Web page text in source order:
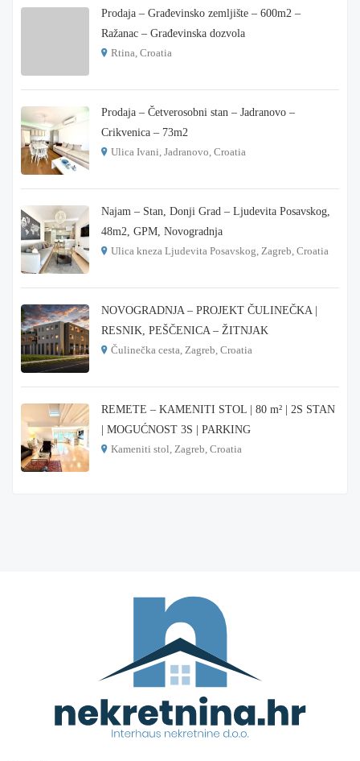
Prodaja – Građevinsko zemljište – 600m2 –
Ražanac – Građevinska dozvola
Rtina, Croatia
Prodaja – Četverosobni stan – Jadranovo –
Crikvenica – 73m2
Ulica Ivani, Jadranovo, Croatia
Najam – Stan, Donji Grad – Ljudevita Posavskog,
48m2, GPM, Novogradnja
Ulica kneza Ljudevita Posavskog, Zagreb, Croatia
NOVOGRADNJA – PROJEKT ČULINEČKA |
RESNIK, PEŠČENICA – ŽITNJAK
Čulinečka cesta, Zagreb, Croatia
REMETE – KAMENITI STOL | 80 m² | 2S STAN
| MOGUĆNOST 3S | PARKING
Kameniti stol, Zagreb, Croatia